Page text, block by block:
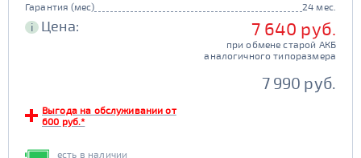
Гарантия (мес)
24 мес.
i Цена: 7 640 руб.
при обмене старой АКБ
аналогичного типоразмера
7 990 руб.
Выгода на обслуживании от
600 руб.*
есть в наличии